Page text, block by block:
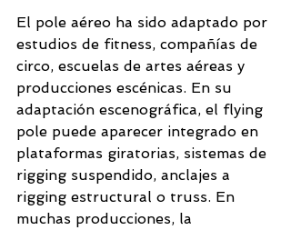
El pole aéreo ha sido adaptado por
estudios de fitness, compañías de
circo, escuelas de artes aéreas y
producciones escénicas. En su
adaptación escenográfica, el flying
pole puede aparecer integrado en
plataformas giratorias, sistemas de
rigging suspendido, anclajes a
rigging estructural o truss. En
muchas producciones, la